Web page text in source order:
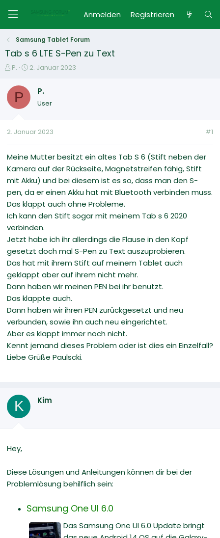
Anmelden Registrieren
Samsung Tablet Forum
Tab s 6 LTE S-Pen zu Text
E
s
e
e
P.
E
t
t
m
2. Januar 2023
P P.
User
2. Januar 2023 #1
Meine Mutter besitzt ein altes Tab S 6 (Stift neben der
Kamera auf der Rückseite, Magnetstreifen fähig, Stift
mit Akku) und bei diesem ist es so, dass man den S-
pen, da er einen Akku hat mit Bluetooth verbinden muss.
Das klappt auch ohne Probleme.
Ich kann den Stift sogar mit meinem Tab s 6 2020
verbinden.
Jetzt habe ich ihr allerdings die Flause in den Kopf
gesetzt doch mal S-Pen zu Text auszuprobieren.
Das hat mit ihrem Stift auf meinem Tablet auch
geklappt aber auf ihrem nicht mehr.
Dann haben wir meinen PEN bei ihr benutzt.
Das klappte auch.
Dann haben wir ihren PEN zurückgesetzt und neu
verbunden, sowie ihn auch neu eingerichtet.
Aber es klappt immer noch nicht.
Kennt jemand dieses Problem oder ist dies ein Einzelfall?
Liebe Grüße Paulscki.
K Kim
Hey,
Diese Lösungen und Anleitungen können dir bei der
Problemlösung behilflich sein:
Samsung One UI 6.0
Das Samsung One UI 6.0 Update bringt